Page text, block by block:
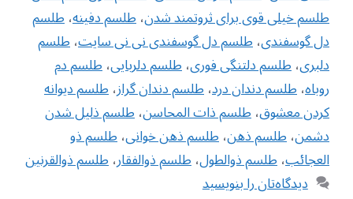
طلسم خیلی قوی برای ثروتمند شدن،طلسم دفینه،طلسم
دل گوسفندی،طلسم دل گوسفندی نی نی سایت،طلسم
دلبری،طلسم دلتنگی فوری،طلسم دلربایی،طلسم دم
روباه،طلسم دندان درد،طلسم دندان گراز،طلسم ديوانه
كردن معشوق،طلسم ذات المحاسن،طلسم ذلیل شدن
دشمن،طلسم ذهن،طلسم ذهن خوانی،طلسم ذو
العجائب،طلسم ذوالطول،طلسم ذوالفقار،طلسم ذوالقرنین
دیدگاه‌تان را بنویسید